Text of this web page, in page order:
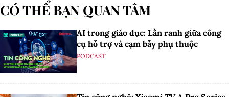
CÓ THỂ BẠN QUAN TÂM
AI trong giáo dục: Lằn ranh giữa công
cụ hỗ trợ và cạm bẫy phụ thuộc
PODCAST